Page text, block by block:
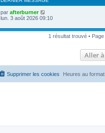
par afterburner
lun. 3 août 2026 09:10
1 résultat trouvé • Page
Aller à
Heures au format
Supprimer les cookies